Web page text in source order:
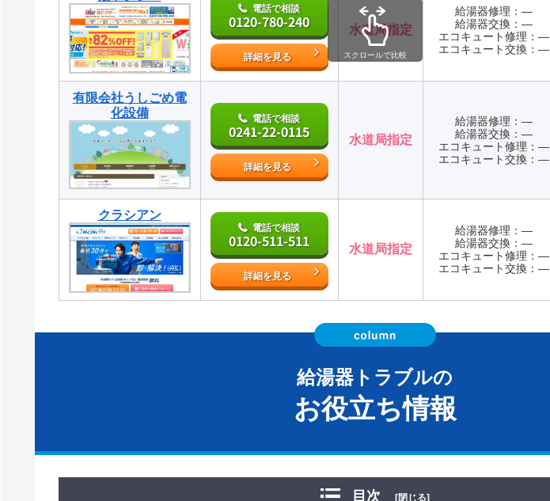
電話で相談
0120-780-240
詳細を見る
水道局指定
給湯器修理：―
給湯器交換：―
エコキュート修理：―
エコキュート交換：―
有限会社うしごめ電
化設備
電話で相談
0241-22-0115
詳細を見る
水道局指定
給湯器修理：―
給湯器交換：―
エコキュート修理：―
エコキュート交換：―
クラシアン
電話で相談
0120-511-511
詳細を見る
水道局指定
給湯器修理：―
給湯器交換：―
エコキュート修理：―
エコキュート交換：―
スクロールで比較
給湯器トラブルの
お役立ち情報
目次 [閉じる]